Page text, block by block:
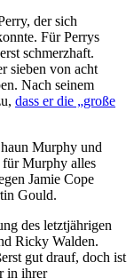
der sich
Für Perrys
schmerzhaft.
sieben von acht
Nach seinem
dass er die „große
Murphy und
für Murphy alles
Jamie Cope
Gould.
des letztjährigen
Ricky Walden.
gut drauf, doch ist
in ihrer